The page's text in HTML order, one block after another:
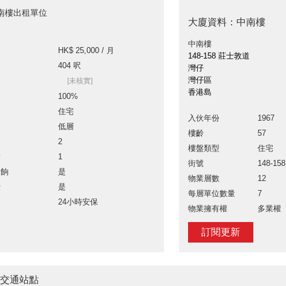
樓出租單位
HK$ 25,000 / 月
404 呎
[未核實]
100%
住宅
低層
2
1
是
是
24小時安保
大廈資料：中南樓
中南樓
148-158 莊士敦道
灣仔
灣仔區
香港島
入伙年份
1967
樓齡
57
樓盤類型
住宅
街號
148-158
物業層數
12
每層單位數量
7
物業擁有權
多業權
訂閱更新
通站點